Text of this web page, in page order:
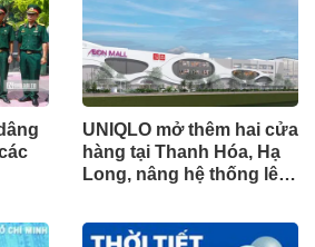
UNIQLO mở thêm hai cửa
hàng tại Thanh Hóa, Hạ
Long, nâng hệ thống lên
quốc